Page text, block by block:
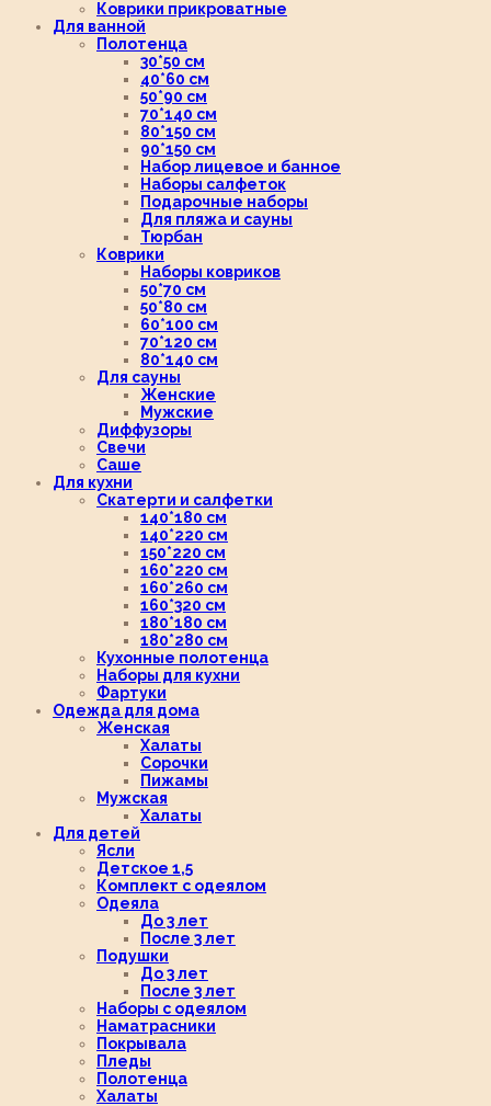
Коврики прикроватные
Для ванной
Полотенца
30*50 см
40*60 см
50*90 см
70*140 см
80*150 см
90*150 см
Набор лицевое и банное
Наборы салфеток
Подарочные наборы
Для пляжа и сауны
Тюрбан
Коврики
Наборы ковриков
50*70 см
50*80 см
60*100 см
70*120 см
80*140 см
Для сауны
Женские
Мужские
Диффузоры
Свечи
Саше
Для кухни
Скатерти и салфетки
140*180 см
140*220 см
150*220 см
160*220 см
160*260 см
160*320 см
180*180 см
180*280 см
Кухонные полотенца
Наборы для кухни
Фартуки
Одежда для дома
Женская
Халаты
Сорочки
Пижамы
Мужская
Халаты
Для детей
Ясли
Детское 1,5
Комплект с одеялом
Одеяла
До 3 лет
После 3 лет
Подушки
До 3 лет
После 3 лет
Наборы с одеялом
Наматрасники
Покрывала
Пледы
Полотенца
Халаты